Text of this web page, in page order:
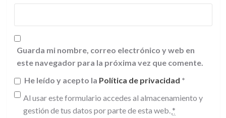
Guarda mi nombre, correo electrónico y web en
este navegador para la próxima vez que comente.
He leído y acepto la Política de privacidad *
Al usar este formulario accedes al almacenamiento y
gestión de tus datos por parte de esta web. *